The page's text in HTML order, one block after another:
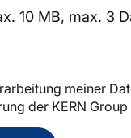
10 MB, max. 3
meiner
der KERN Group